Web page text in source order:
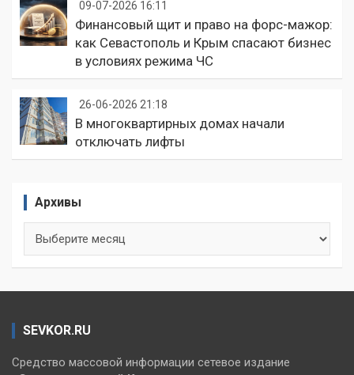
09-07-2026 16:11
Финансовый щит и право на форс-мажор:
как Севастополь и Крым спасают бизнес
в условиях режима ЧС
26-06-2026 21:18
В многоквартирных домах начали
отключать лифты
Архивы
SEVKOR.RU
Средство массовой информации сетевое издание